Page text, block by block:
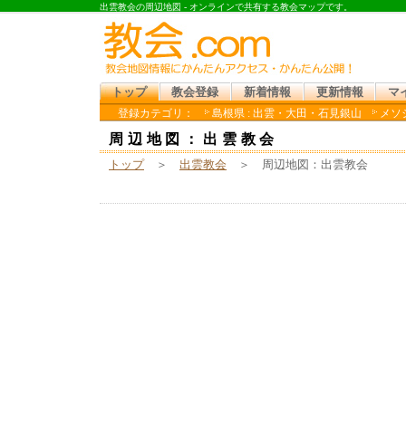
出雲教会の周辺地図 - オンラインで共有する教会マップです。
トップ 教会登録 新着情報 更新情報
マ
登録カテゴリ：
島根県 : 出雲・大田・石見銀山 メソ
周辺地図：出雲教会
トップ ＞ 出雲教会 ＞ 周辺地図：出雲教会